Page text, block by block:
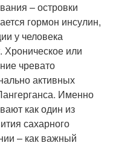
– островки
гормон инсулин,
у человека
Хроническое или
чревато
активных
Именно
как один из
сахарного
– как важный